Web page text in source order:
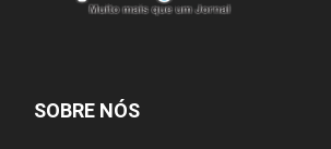
SOBRE NÓS